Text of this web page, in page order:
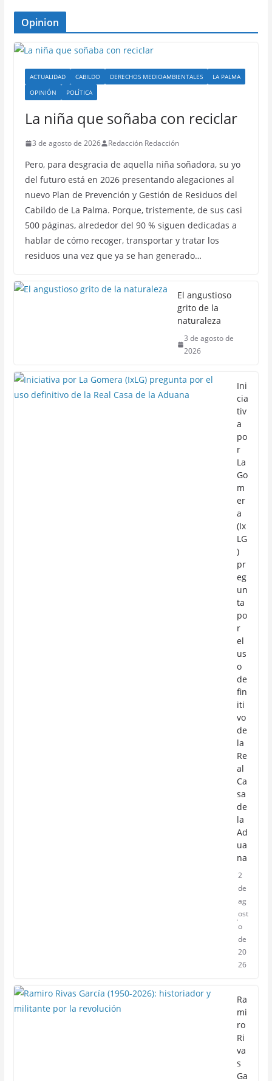
Opinion
ACTUALIDAD CABILDO DERECHOS MEDIOAMBIENTALES
LA PALMA
OPINIÓN
POLÍTICA
La niña que soñaba con reciclar
3 de agosto de 2026 Redacción Redacción
Pero, para desgracia de aquella niña soñadora, su yo
del futuro está en 2026 presentando alegaciones al
nuevo Plan de Prevención y Gestión de Residuos del
Cabildo de La Palma. Porque, tristemente, de sus casi
500 páginas, alrededor del 90 % siguen dedicadas a
hablar de cómo recoger, transportar y tratar los
residuos una vez que ya se han generado…
El angustioso
grito de la
naturaleza
3 de agosto de
2026
Ini
cia
tiv
a
po
r
La
Go
m
er
a
(Ix
LG
)
pr
eg
un
ta
po
r
el
us
o
de
fin
iti
vo
de
la
Re
al
Ca
sa
de
la
Ad
ua
na
2
de
ag
ost
o
de
20
26
Ra
mi
ro
Ri
va
s
Ga